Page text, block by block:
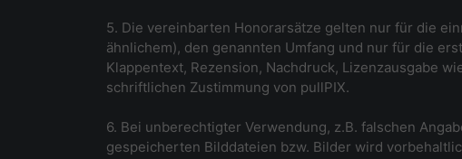
5. Die vereinbarten Honorarsätze gelten nur für die
ähnlichem), den genannten Umfang und nur für die
Klappentext, Rezension, Nachdruck, Lizenzausgabe
schriftlichen Zustimmung von pullPIX.
6. Bei unberechtigter Verwendung, z.B. falschen
gespeicherten Bilddateien bzw. Bilder wird